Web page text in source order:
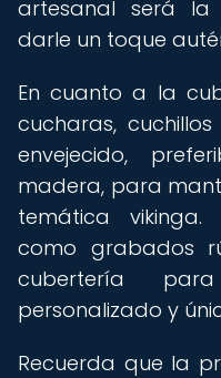
artesanal será
darle un toque
En cuanto a la
cucharas,
envejecido,
madera, para
temática vikinga.
como grabados
cubertería
personalizado y
Recuerda que la